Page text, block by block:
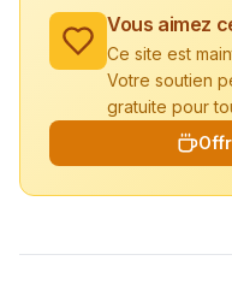
Vous aimez
Ce site est
Votre soutien
gratuite pour